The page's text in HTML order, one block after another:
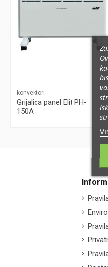
konvektori
Grijalica panel Elit PH-
150A